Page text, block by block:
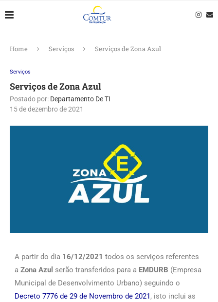
Home Serviços Serviços de Zona Azul
Serviços
Serviços de Zona Azul
Postado por: Departamento De TI
15 de dezembro de 2021
A partir do dia 16/12/2021 todos os serviços referentes
a Zona Azul serão transferidos para a EMDURB (Empresa
Municipal de Desenvolvimento Urbano) seguindo o
Decreto 7776 de 29 de Novembro de 2021 , isto inclui as